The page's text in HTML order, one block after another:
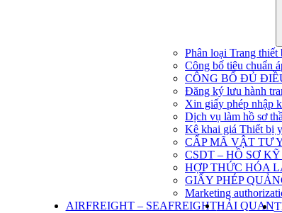
Phân loại Trang thiết
Công bố tiêu chuẩn
CÔNG BỐ ĐỦ
Đăng ký lưu hành
Xin giấy phép nhập
Dịch vụ làm hồ sơ
Kê khai giá Thiết bị
CẤP MÃ VẬT TƯ
CSDT – HỒ SƠ
HỢP THỨC HÓA
GIẤY PHÉP
Marketing
AIRFREIGHT – SEAFREIGHTHẢI QUAN